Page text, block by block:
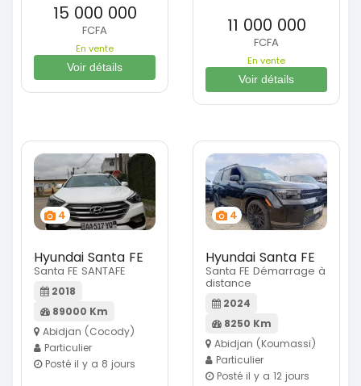
15 000 000
FCFA
En vente
Voir détails
11 000 000
FCFA
En vente
Voir détails
4
Hyundai Santa FE
Santa FE SANTAFE
2018
89000 Km
Abidjan (Cocody)
Particulier
Posté il y a 8 jours
4
Hyundai Santa FE
Santa FE Démarrage à
distance
2024
8250 Km
Abidjan (Koumassi)
Particulier
Posté il y a 12 jours